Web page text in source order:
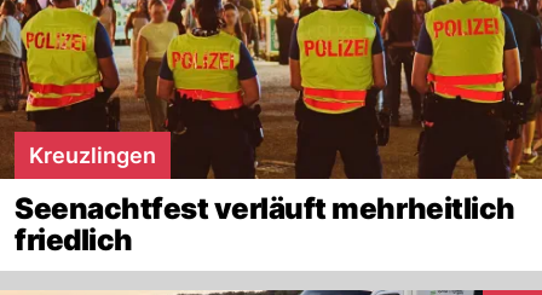
Kreuzlingen
Seenachtfest verläuft mehrheitlich
friedlich